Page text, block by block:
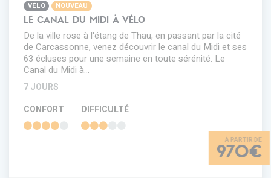
VÉLO NOUVEAU
LE CANAL DU MIDI À VÉLO
De la ville rose à l'étang de Thau, en passant par la cité
de Carcassonne, venez découvrir le canal du Midi et ses
63 écluses pour une semaine en toute sérénité. Le
Canal du Midi à…
7 JOURS
CONFORT
DIFFICULTÉ
970€